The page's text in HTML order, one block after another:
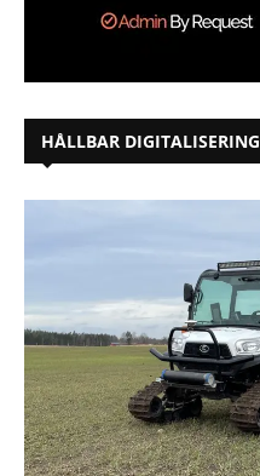
HÅLLBAR DIGITALISERING